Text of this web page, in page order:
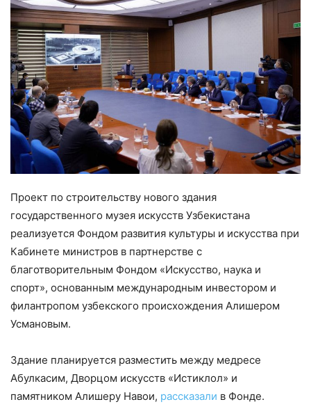
Проект по строительству нового здания
государственного музея искусств Узбекистана
реализуется Фондом развития культуры и искусства при
Кабинете министров в партнерстве с
благотворительным Фондом «Искусство, наука и
спорт», основанным международным инвестором и
филантропом узбекского происхождения Алишером
Усмановым.
Здание планируется разместить между медресе
Абулкасим, Дворцом искусств «Истиклол» и
памятником Алишеру Навои, рассказали в Фонде.